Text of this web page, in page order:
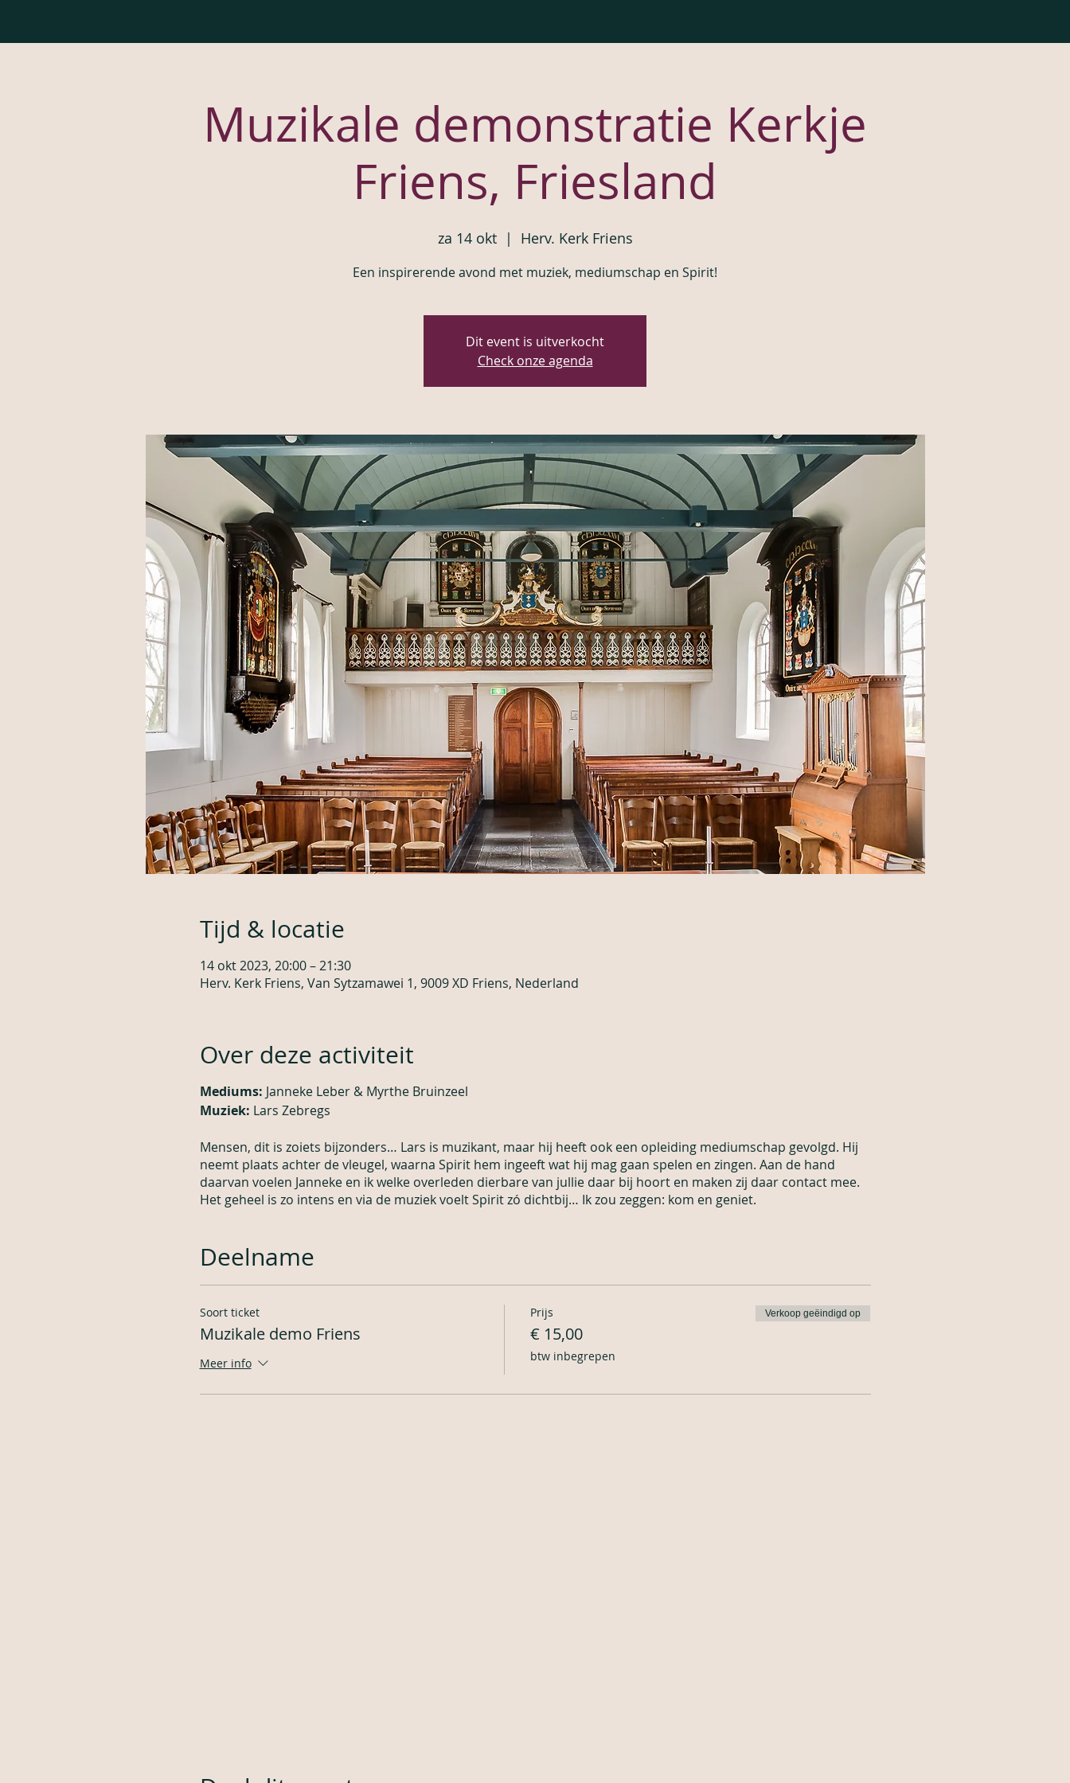
Muzikale demonstratie Kerkje
Friens, Friesland
za 14 okt
  |
Herv. Kerk Friens
Een inspirerende avond met muziek, mediumschap en Spirit!
Dit event is uitverkocht
Check onze agenda
Tijd & locatie
14 okt 2023, 20:00 – 21:30
Herv. Kerk Friens, Van Sytzamawei 1, 9009 XD Friens, Nederland
Over deze activiteit
Mediums: Janneke Leber & Myrthe Bruinzeel
Muziek: Lars Zebregs
Mensen, dit is zoiets bijzonders… Lars is muzikant, maar hij heeft ook een opleiding mediumschap gevolgd. Hij
neemt plaats achter de vleugel, waarna Spirit hem ingeeft wat hij mag gaan spelen en zingen. Aan de hand
daarvan voelen Janneke en ik welke overleden dierbare van jullie daar bij hoort en maken zij daar contact mee.
Het geheel is zo intens en via de muziek voelt Spirit zó dichtbij… Ik zou zeggen: kom en geniet.
Deelname
Soort ticket
Muzikale demo Friens
Meer info
Prijs
€ 15,00
btw inbegrepen
Verkoop geëindigd op